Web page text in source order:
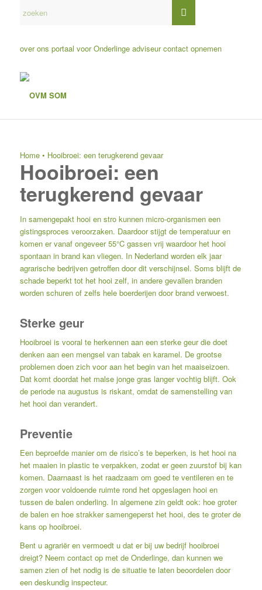
over ons portaal voor Onderlinge adviseur contact opnemen
Home• Hooibroei: een terugkerend gevaar
Hooibroei: een
terugkerend gevaar
In samengepakt hooi en stro kunnen micro-organismen een
gistingsproces veroorzaken. Daardoor stijgt de temperatuur en
komen er vanaf ongeveer 55°C gassen vrij waardoor het hooi
spontaan in brand kan vliegen. In Nederland worden elk jaar
agrarische bedrijven getroffen door dit verschijnsel. Soms blijft de
schade beperkt tot het hooi zelf, in andere gevallen branden
worden schuren of zelfs hele boerderijen door brand verwoest.
Sterke geur
Hooibroei is vooral te herkennen aan een sterke geur die doet
denken aan een mengsel van tabak en karamel. De grootse
problemen doen zich voor aan het begin van het maaiseizoen.
Dat komt doordat het malse jonge gras langer vochtig blijft. Ook
de periode na augustus is riskant, omdat de samenstelling van
het hooi dan verandert.
Preventie
Een beproefde manier om de risico’s te beperken, is het hooi na
het maaien in plastic te verpakken, zodat er geen zuurstof bij kan
komen. Daarnaast is het raadzaam om goed te ventileren en te
zorgen voor voldoende ruimte rond het opgeslagen hooi en
tussen de balen onderling. In algemene zin geldt ook: hoe groter
de balen en hoe strakker samengeperst het hooi, des te groter de
kans op hooibroei.
Bent u agrariër en vermoedt u dat er bij uw bedrijf hooibroei
dreigt? Neem contact op met de Onderlinge, dan kunnen we
samen zien of het nodig is de situatie te laten beoordelen door
een deskundig inspecteur.